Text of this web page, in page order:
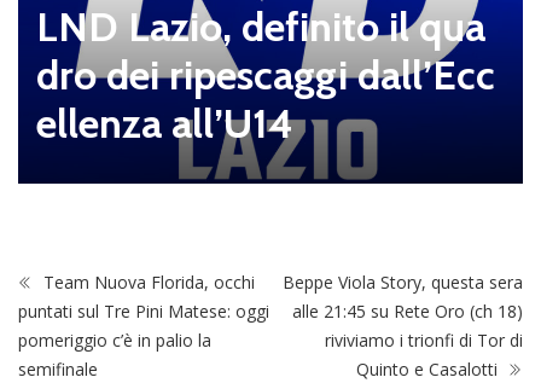
LND Lazio, definito il qua
dro dei ripescaggi dall’Ecc
ellenza all’U14
Team Nuova Florida, occhi
puntati sul Tre Pini Matese: oggi
pomeriggio c’è in palio la
semifinale
Beppe Viola Story, questa sera
alle 21:45 su Rete Oro (ch 18)
riviviamo i trionfi di Tor di
Quinto e Casalotti